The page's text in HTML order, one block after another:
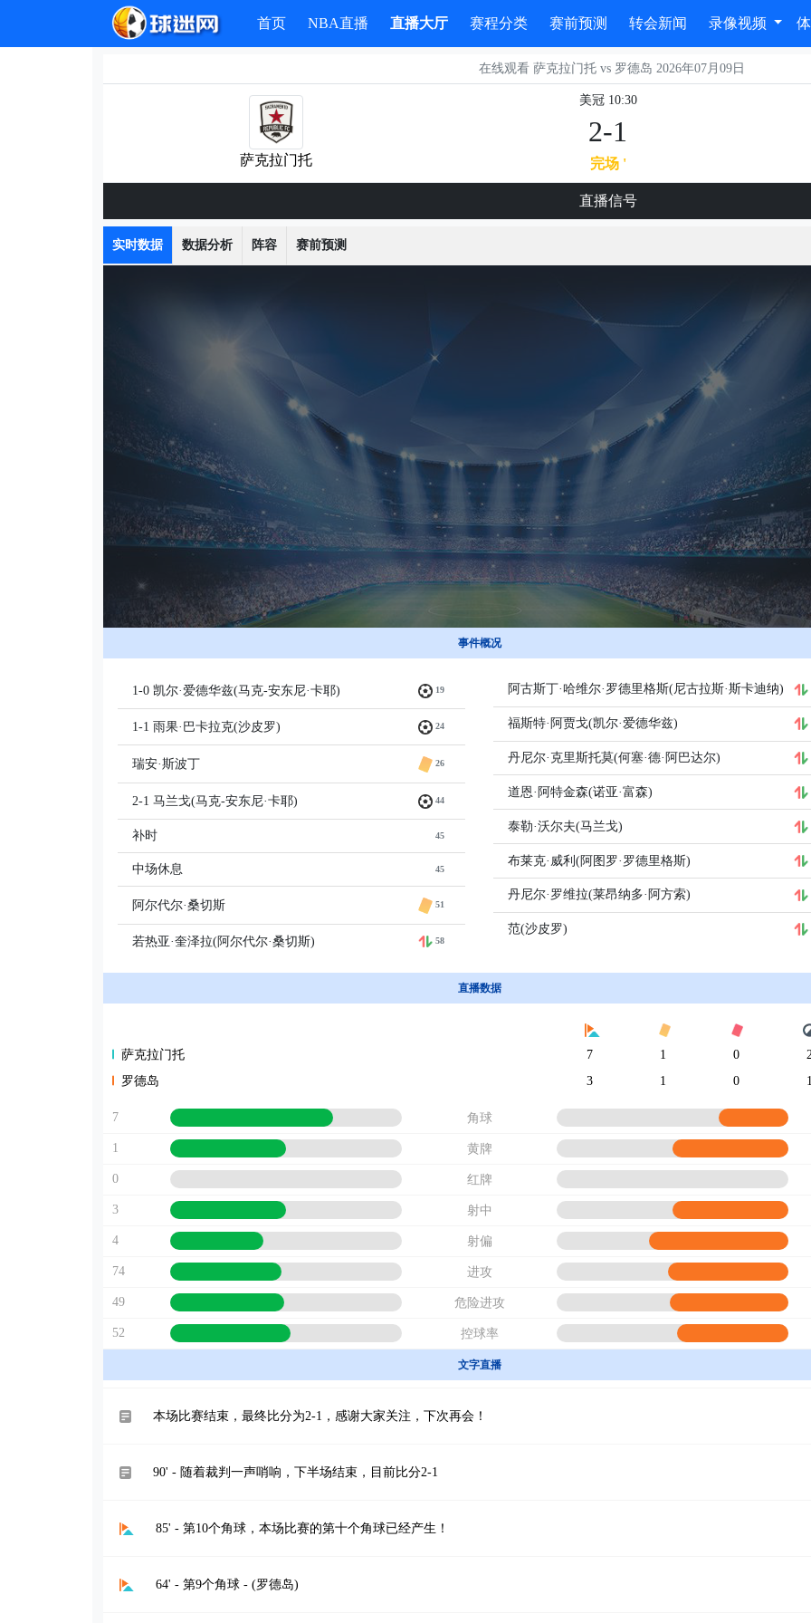
首页 NBA直播 直播大厅 赛程分类 赛前预测 转会新闻 录像视频
在线观看 萨克拉门托 vs 罗德岛 2026年07月09日
萨克拉门托
美冠 10:30
2-1
完场 '
直播信号
实时数据 数据分析 阵容 赛前预测
事件概况
1-0 凯尔·爱德华兹(马克-安东尼·卡耶) 19
1-1 雨果·巴卡拉克(沙皮罗) 24
瑞安·斯波丁 26
2-1 马兰戈(马克-安东尼·卡耶) 44
补时 45
中场休息 45
阿尔代尔·桑切斯 51
若热亚·奎泽拉(阿尔代尔·桑切斯) 58
阿古斯丁·哈维尔·罗德里格斯(尼古拉斯·斯卡迪纳)
福斯特·阿贾戈(凯尔·爱德华兹)
丹尼尔·克里斯托莫(何塞·德·阿巴达尔)
道恩·阿特金森(诺亚·富森)
泰勒·沃尔夫(马兰戈)
布莱克·威利(阿图罗·罗德里格斯)
丹尼尔·罗维拉(莱昂纳多·阿方索)
范(沙皮罗)
直播数据
萨克拉门托 7 1 0
2
罗德岛
3 1 0 1
7 角球
1 黄牌
0 红牌
3 射中
4 射偏
74 进攻
49 危险进攻
52 控球率
文字直播
本场比赛结束，最终比分为2-1，感谢大家关注，下次再会！
90' - 随着裁判一声哨响，下半场结束，目前比分2-1
85' - 第10个角球，本场比赛的第十个角球已经产生！
64' - 第9个角球 - (罗德岛)